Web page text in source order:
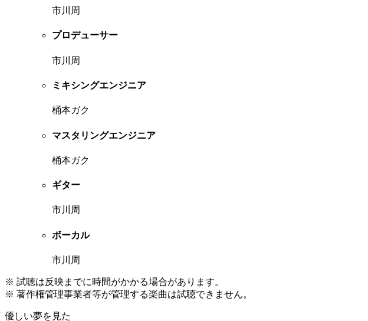
市川周
プロデューサー
市川周
ミキシングエンジニア
桶本ガク
マスタリングエンジニア
桶本ガク
ギター
市川周
ボーカル
市川周
※ 試聴は反映までに時間がかかる場合があります。
※ 著作権管理事業者等が管理する楽曲は試聴できません。
優しい夢を見た